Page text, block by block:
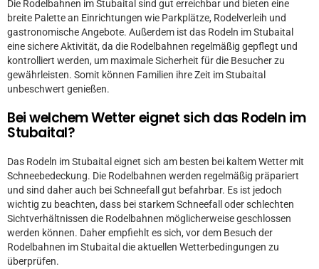
Die Rodelbahnen im Stubaital sind gut erreichbar und bieten eine
breite Palette an Einrichtungen wie Parkplätze, Rodelverleih und
gastronomische Angebote. Außerdem ist das Rodeln im Stubaital
eine sichere Aktivität, da die Rodelbahnen regelmäßig gepflegt und
kontrolliert werden, um maximale Sicherheit für die Besucher zu
gewährleisten. Somit können Familien ihre Zeit im Stubaital
unbeschwert genießen.
Bei welchem Wetter eignet sich das Rodeln im
Stubaital?
Das Rodeln im Stubaital eignet sich am besten bei kaltem Wetter mit
Schneebedeckung. Die Rodelbahnen werden regelmäßig präpariert
und sind daher auch bei Schneefall gut befahrbar. Es ist jedoch
wichtig zu beachten, dass bei starkem Schneefall oder schlechten
Sichtverhältnissen die Rodelbahnen möglicherweise geschlossen
werden können. Daher empfiehlt es sich, vor dem Besuch der
Rodelbahnen im Stubaital die aktuellen Wetterbedingungen zu
überprüfen.